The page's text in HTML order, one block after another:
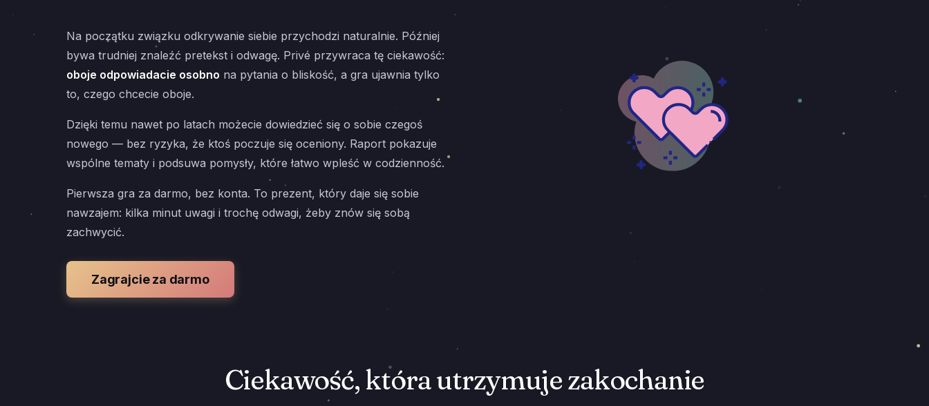
Na początku związku odkrywanie siebie przychodzi naturalnie. Później
bywa trudniej znaleźć pretekst i odwagę. Privé przywraca tę ciekawość:
oboje odpowiadacie osobno na pytania o bliskość, a gra ujawnia tylko
to, czego chcecie oboje.
Dzięki temu nawet po latach możecie dowiedzieć się o sobie czegoś
nowego — bez ryzyka, że ktoś poczuje się oceniony. Raport pokazuje
wspólne tematy i podsuwa pomysły, które łatwo wpleść w codzienność.
Pierwsza gra za darmo, bez konta. To prezent, który daje się sobie
nawzajem: kilka minut uwagi i trochę odwagi, żeby znów się sobą
zachwycić.
Zagrajcie za darmo
Ciekawość, która utrzymuje zakochanie